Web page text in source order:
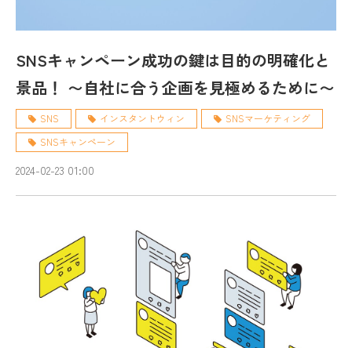
SNSキャンペーン成功の鍵は目的の明確化と
景品！ 〜自社に合う企画を見極めるために〜
SNS インスタントウィン
SNSマーケティング
SNSキャンペーン
2024-02-23 01:00